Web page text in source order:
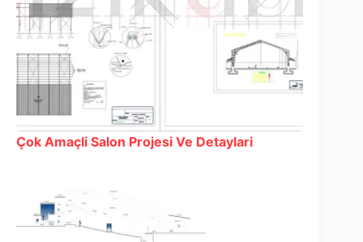
Çok Amaçli Salon Projesi Ve Detaylari